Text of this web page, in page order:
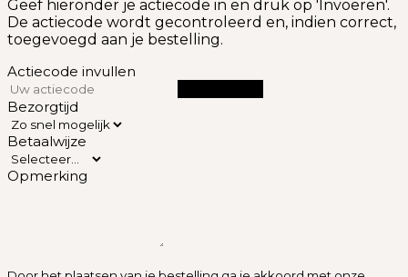
Geef hieronder je actiecode in en druk op 'Invoeren'.
De actiecode wordt gecontroleerd en, indien correct,
toegevoegd aan je bestelling.
Actiecode invullen
Bezorgtijd
Betaalwijze
Opmerking